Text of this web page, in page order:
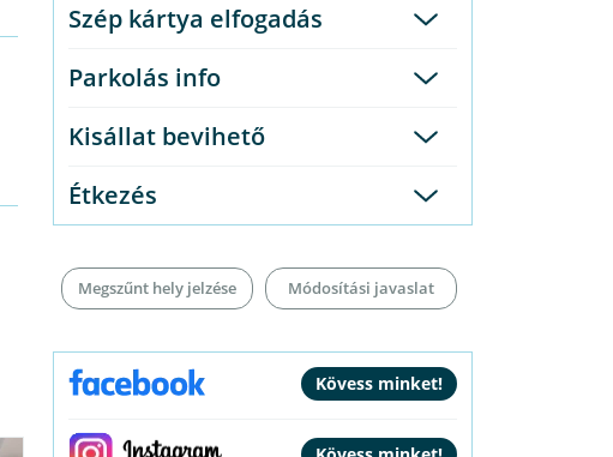
Október 23.
53.000 Ft / 2 fő / éjtől
reggelivel
Szép kártya elfogadás
Parkolás info
Kisállat bevihető
Étkezés
Megszűnt hely jelzése Módosítási javaslat